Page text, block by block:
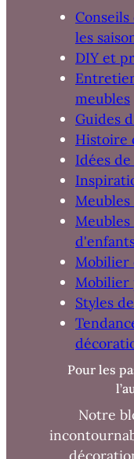
les
DIY et
meubles
Guides
Histoire
Idées
Mobilier
Mobilier
Styles
Pour les
Notre